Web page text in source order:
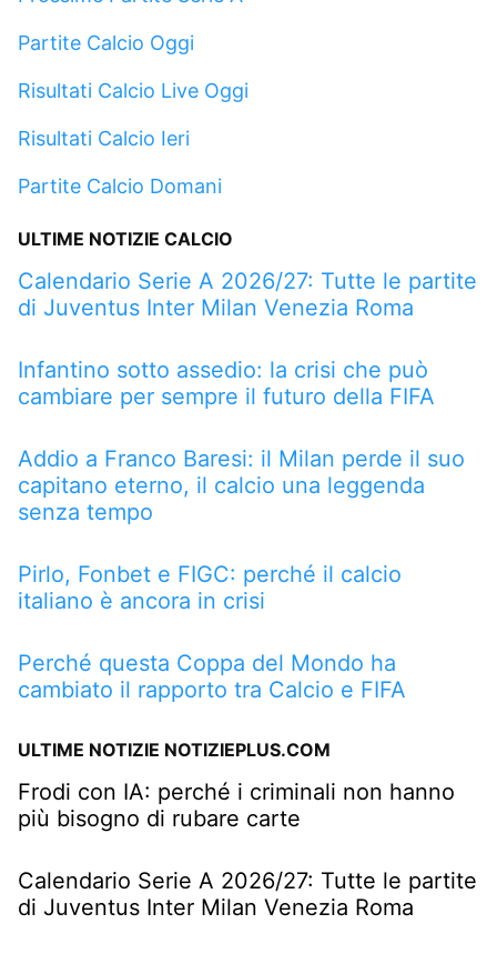
Partite Calcio Oggi
Risultati Calcio Live Oggi
Risultati Calcio Ieri
Partite Calcio Domani
ULTIME NOTIZIE CALCIO
Calendario Serie A 2026/27: Tutte le partite
di Juventus Inter Milan Venezia Roma
Infantino sotto assedio: la crisi che può
cambiare per sempre il futuro della FIFA
Addio a Franco Baresi: il Milan perde il suo
capitano eterno, il calcio una leggenda
senza tempo
Pirlo, Fonbet e FIGC: perché il calcio
italiano è ancora in crisi
Perché questa Coppa del Mondo ha
cambiato il rapporto tra Calcio e FIFA
ULTIME NOTIZIE NOTIZIEPLUS.COM
Frodi con IA: perché i criminali non hanno
più bisogno di rubare carte
Calendario Serie A 2026/27: Tutte le partite
di Juventus Inter Milan Venezia Roma